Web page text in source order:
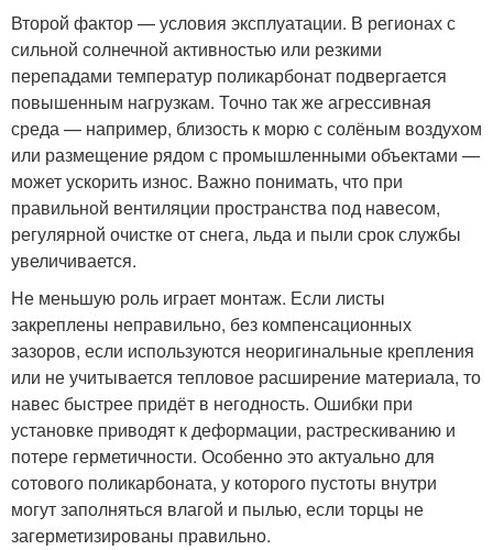
Второй фактор — условия эксплуатации. В регионах с
сильной солнечной активностью или резкими
перепадами температур поликарбонат подвергается
повышенным нагрузкам. Точно так же агрессивная
среда — например, близость к морю с солёным воздухом
или размещение рядом с промышленными объектами —
может ускорить износ. Важно понимать, что при
правильной вентиляции пространства под навесом,
регулярной очистке от снега, льда и пыли срок службы
увеличивается.
Не меньшую роль играет монтаж. Если листы
закреплены неправильно, без компенсационных
зазоров, если используются неоригинальные крепления
или не учитывается тепловое расширение материала, то
навес быстрее придёт в негодность. Ошибки при
установке приводят к деформации, растрескиванию и
потере герметичности. Особенно это актуально для
сотового поликарбоната, у которого пустоты внутри
могут заполняться влагой и пылью, если торцы не
загерметизированы правильно.